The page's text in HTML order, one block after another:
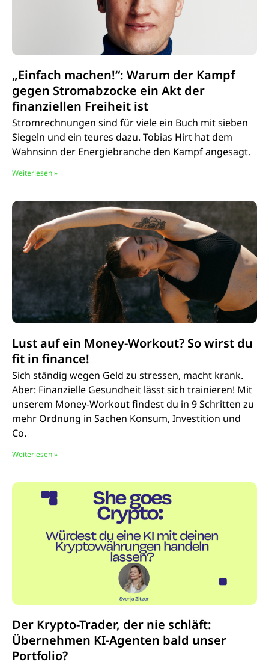
„Einfach machen!“: Warum der Kampf
gegen Stromabzocke ein Akt der
finanziellen Freiheit ist
Stromrechnungen sind für viele ein Buch mit sieben
Siegeln und ein teures dazu. Tobias Hirt hat dem
Wahnsinn der Energiebranche den Kampf angesagt.
Weiterlesen »
Lust auf ein Money-Workout? So wirst du
fit in finance!
Sich ständig wegen Geld zu stressen, macht krank.
Aber: Finanzielle Gesundheit lässt sich trainieren! Mit
unserem Money-Workout findest du in 9 Schritten zu
mehr Ordnung in Sachen Konsum, Investition und
Co.
Weiterlesen »
Der Krypto-Trader, der nie schläft:
Übernehmen KI-Agenten bald unser
Portfolio?